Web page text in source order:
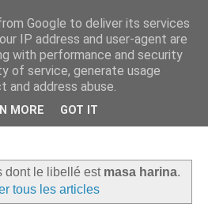
dans les
après assiette. Verre après
dont le libellé est masa harina.
tous les articles
Google to deliver its services
IP address and user-agent are
with performance and security
of service, generate usage
address abuse.
MORE GOT IT